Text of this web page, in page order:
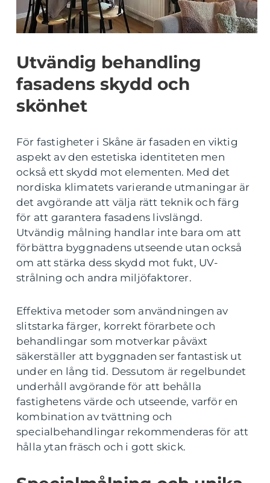
Utvändig behandling
fasadens skydd och
skönhet
För fastigheter i Skåne är fasaden en viktig
aspekt av den estetiska identiteten men
också ett skydd mot elementen. Med det
nordiska klimatets varierande utmaningar är
det avgörande att välja rätt teknik och färg
för att garantera fasadens livslängd.
Utvändig målning handlar inte bara om att
förbättra byggnadens utseende utan också
om att stärka dess skydd mot fukt, UV-
strålning och andra miljöfaktorer.
Effektiva metoder som användningen av
slitstarka färger, korrekt förarbete och
behandlingar som motverkar påväxt
säkerställer att byggnaden ser fantastisk ut
under en lång tid. Dessutom är regelbundet
underhåll avgörande för att behålla
fastighetens värde och utseende, varför en
kombination av tvättning och
specialbehandlingar rekommenderas för att
hålla ytan fräsch och i gott skick.